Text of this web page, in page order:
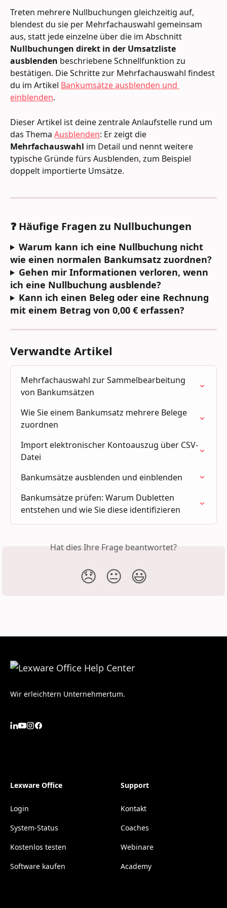
Treten mehrere Nullbuchungen gleichzeitig auf,
blendest du sie per Mehrfachauswahl gemeinsam
aus, statt jede einzelne über die im Abschnitt
Nullbuchungen direkt in der Umsatzliste
ausblenden beschriebene Schnellfunktion zu
bestätigen. Die Schritte zur Mehrfachauswahl findest
du im Artikel Bankumsätze ausblenden und
einblenden.
Dieser Artikel ist deine zentrale Anlaufstelle rund um
das Thema Ausblenden: Er zeigt die
Mehrfachauswahl im Detail und nennt weitere
typische Gründe fürs Ausblenden, zum Beispiel
doppelt importierte Umsätze.
❓ Häufige Fragen zu Nullbuchungen
Warum kann ich eine Nullbuchung nicht
wie einen normalen Bankumsatz zuordnen?
Gehen mir Informationen verloren, wenn
ich eine Nullbuchung ausblende?
Kann ich einen Beleg oder eine Rechnung
mit einem Betrag von 0,00 € erfassen?
Verwandte Artikel
Mehrfachauswahl zur Sammelbearbeitung
von Bankumsätzen
Wie Sie einem Bankumsatz mehrere Belege
zuordnen
Import elektronischer Kontoauszug über CSV-
Datei
Bankumsätze ausblenden und einblenden
Bankumsätze prüfen: Warum Dubletten
entstehen und wie Sie diese identifizieren
Hat dies Ihre Frage beantwortet?
😞 😐 😃
Wir erleichtern Unternehmertum.
Lexware Office
Login
System-Status
Kostenlos testen
Software kaufen
Support
Kontakt
Coaches
Webinare
Academy